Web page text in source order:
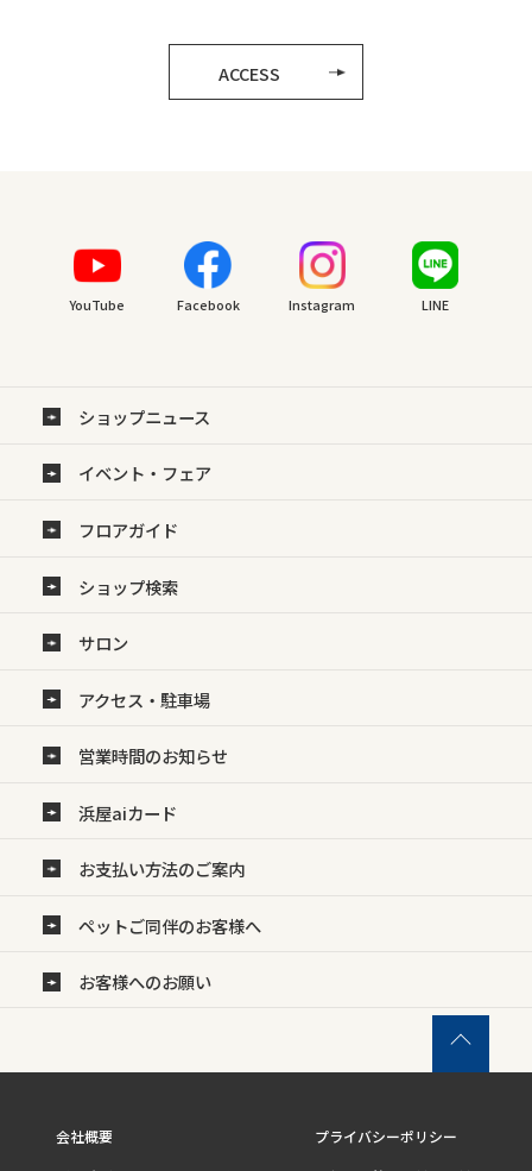
ACCESS
YouTube Facebook Instagram LINE
ショップニュース
イベント・フェア
フロアガイド
ショップ検索
サロン
アクセス・駐車場
営業時間のお知らせ
浜屋aiカード
お支払い方法のご案内
ペットご同伴のお客様へ
お客様へのお願い
会社概要
プライバシーポリシー